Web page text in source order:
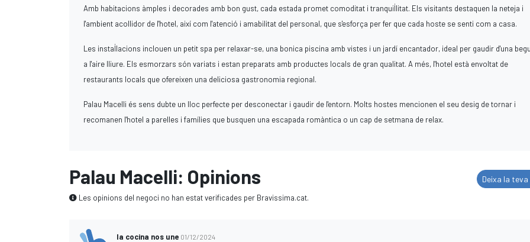
Amb habitacions àmples i decorades amb bon gust, cada estada promet comoditat i tranquil·litat. Els visitants destaquen la neteja i
l'ambient acollidor de l'hotel, així com l'atenció i amabilitat del personal, que s'esforça per fer que cada hoste se senti com a casa.
Les instal·lacions inclouen un petit spa per relaxar-se, una bonica piscina amb vistes i un jardí encantador, ideal per gaudir d'una
a l'aire lliure. Els esmorzars són variats i estan preparats amb productes locals de gran qualitat. A més, l'hotel està envoltat de
restaurants locals que ofereixen una deliciosa gastronomia regional.
Palau Macelli és sens dubte un lloc perfecte per desconectar i gaudir de l'entorn. Molts hostes mencionen el seu desig de tornar i
recomanen l'hotel a parelles i famílies que busquen una escapada romàntica o un cap de setmana de relax.
Palau Macelli: Opinions
Les opinions del negoci no han estat verificades per Bravissima.cat.
Deixa la
la cocina nos une 01/12/2024